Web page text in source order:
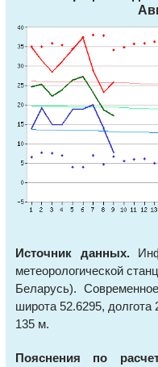
Источник данных.
метеорологической
Беларусь).
широта 52.6295,
135 м.
Пояснения по